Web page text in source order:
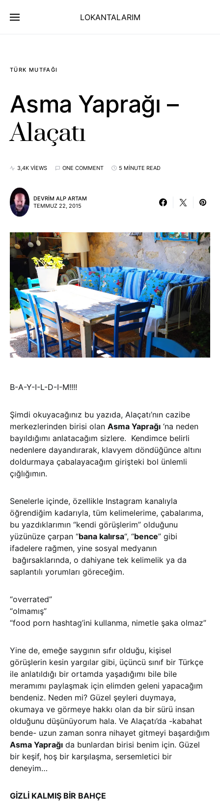
LOKANTALARIM
TÜRK MUTFAĞI
Asma Yaprağı –
Alaçatı
3,4K VIEWS ONE COMMENT 5 MINUTE READ
DEVRIM ALP ARTAM
TEMMUZ 22, 2015
B-A-Y-I-L-D-I-M!!!!
Şimdi okuyacağınız bu yazıda, Alaçatı’nın cazibe
merkezlerinden birisi olan Asma Yaprağı ‘na neden
bayıldığımı anlatacağım sizlere. Kendimce belirli
nedenlere dayandırarak, klavyem döndüğünce altını
doldurmaya çabalayacağım girişteki bol ünlemli
çığlığımın.
Senelerle içinde, özellikle Instagram kanalıyla
öğrendiğim kadarıyla, tüm kelimelerime, çabalarıma,
bu yazdıklarımın “kendi görüşlerim” olduğunu
yüzünüze çarpan “bana kalırsa“, “bence” gibi
ifadelere rağmen, yine sosyal medyanın
bağırsaklarında, o dahiyane tek kelimelik ya da
saplantılı yorumları göreceğim.
“overrated”
“olmamış”
“food porn hashtag’ini kullanma, nimetle şaka olmaz”
Yine de, emeğe saygının sıfır olduğu, kişisel
görüşlerin kesin yargılar gibi, üçüncü sınıf bir Türkçe
ile anlatıldığı bir ortamda yaşadığımı bile bile
meramımı paylaşmak için elimden geleni yapacağım
bendeniz. Neden mi? Güzel şeyleri duymaya,
okumaya ve görmeye hakkı olan da bir sürü insan
olduğunu düşünüyorum hala. Ve Alaçatı’da -kabahat
bende- uzun zaman sonra nihayet gitmeyi başardığım
Asma Yaprağı da bunlardan birisi benim için. Güzel
bir keşif, hoş bir karşılaşma, sersemletici bir
deneyim…
GİZLİ KALMIŞ BİR BAHÇE